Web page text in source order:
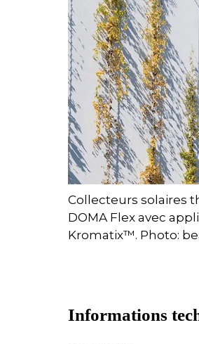
Collecteurs solaires
DOMA Flex avec
Kromatix™. Photo:
Informations